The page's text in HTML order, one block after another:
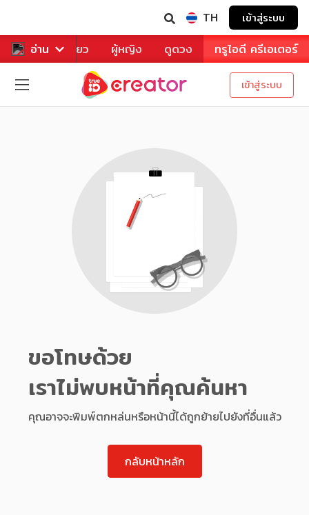
TH เข้าสู่ระบบ
อ่าน
หาร ท่องเที่ยว ผู้หญิง ดูดวง ทรูไอดี ครีเอเตอร์
เข้าสู่ระบบ
ขอโทษด้วย
เราไม่พบหน้าที่คุณค้นหา
คุณอาจจะพิมพ์ตกหล่นหรือหน้านี้ได้ถูกย้ายไปยังที่อื่นแล้ว
กลับหน้าหลัก